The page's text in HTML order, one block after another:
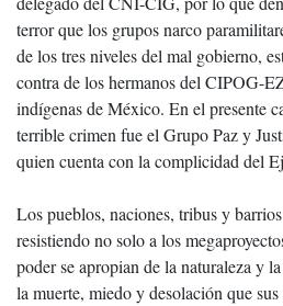
terror que los grupos narco
de los tres niveles del mal gobierno,
contra de los hermanos del CIPOG-
indígenas de México. En el presente
terrible crimen fue el Grupo Paz y
quien cuenta con la complicidad del
Los pueblos, naciones, tribus y
resistiendo no solo a los
poder se apropian de la naturaleza y
la muerte, miedo y desolación que